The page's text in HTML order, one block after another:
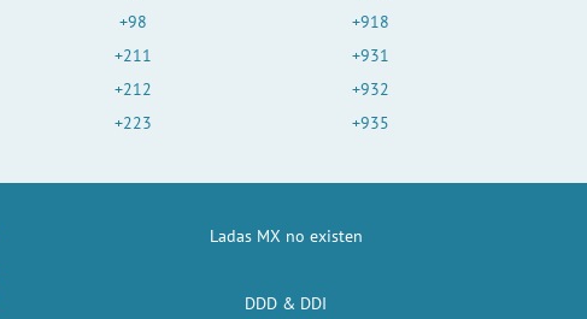
+98
+211
+212
+223
+918
+931
+932
+935
Ladas MX no existen
DDD & DDI